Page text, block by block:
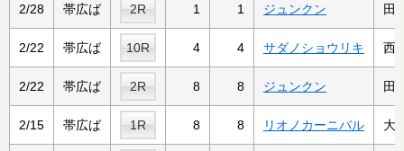
2/28 帯広ば 2R 1 1 ジュンクン 田
2/22 帯広ば 10R 4 4 サダノショウリキ 西
2/22 帯広ば 2R 8 8 ジュンクン 田
2/15 帯広ば 1R 8 8 リオノカーニバル 大